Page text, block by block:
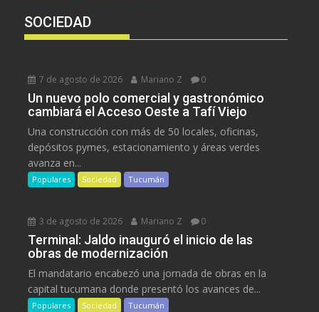
SOCIEDAD
7 de agosto de 2026 Mariano Z 0
Un nuevo polo comercial y gastronómico
cambiará el Acceso Oeste a Tafí Viejo
Una construcción con más de 50 locales, oficinas,
depósitos pymes, estacionamiento y áreas verdes
avanza en...
Populares Sociedad Tucumán
3 de agosto de 2026 Mariano Z 0
Terminal: Jaldo inauguró el inicio de las
obras de modernización
El mandatario encabezó una jornada de obras en la
capital tucumana donde presentó los avances de...
Populares Sociedad Tucumán